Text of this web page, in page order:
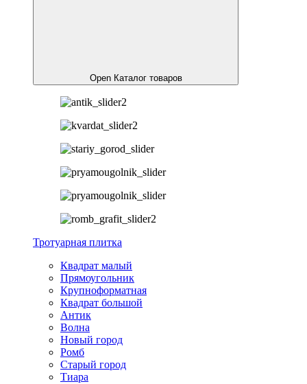
Open Каталог товаров
Тротуарная плитка
Квадрат малый
Прямоугольник
Крупноформатная
Квадрат большой
Антик
Волна
Новый город
Ромб
Старый город
Тиара